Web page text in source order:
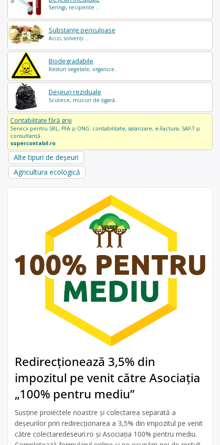
Seringi, recipente ...
Substanțe periculoase
Acizi, solvenți ...
Biodegradabile
Resturi vegetale, organice..
Deșeuri reziduale
Scutece, mucuri de țigară..
Contabilitate fără griji
Servicii pentru SRL, PFA și ONG: contabilitate, salarizare, e-Factura, SAF-T și
consultanță.
supercontabil.ro
Alte tipuri de deșeuri
Agricultura ecologică
Redirecționează 3,5% din
impozitul pe venit către Asociația
„100% pentru mediu”
Susține proiectele noastre și colectarea separată a
deșeurilor prin redirecționarea a 3,5% din impozitul pe venit
către colectaredeseuri.ro și Asociația 100% pentru mediu.